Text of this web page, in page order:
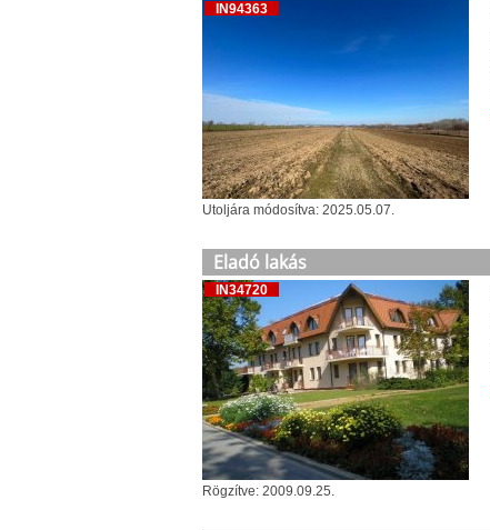
IN94363
Utoljára módosítva: 2025.05.07.
Eladó lakás
IN34720
Rögzítve: 2009.09.25.